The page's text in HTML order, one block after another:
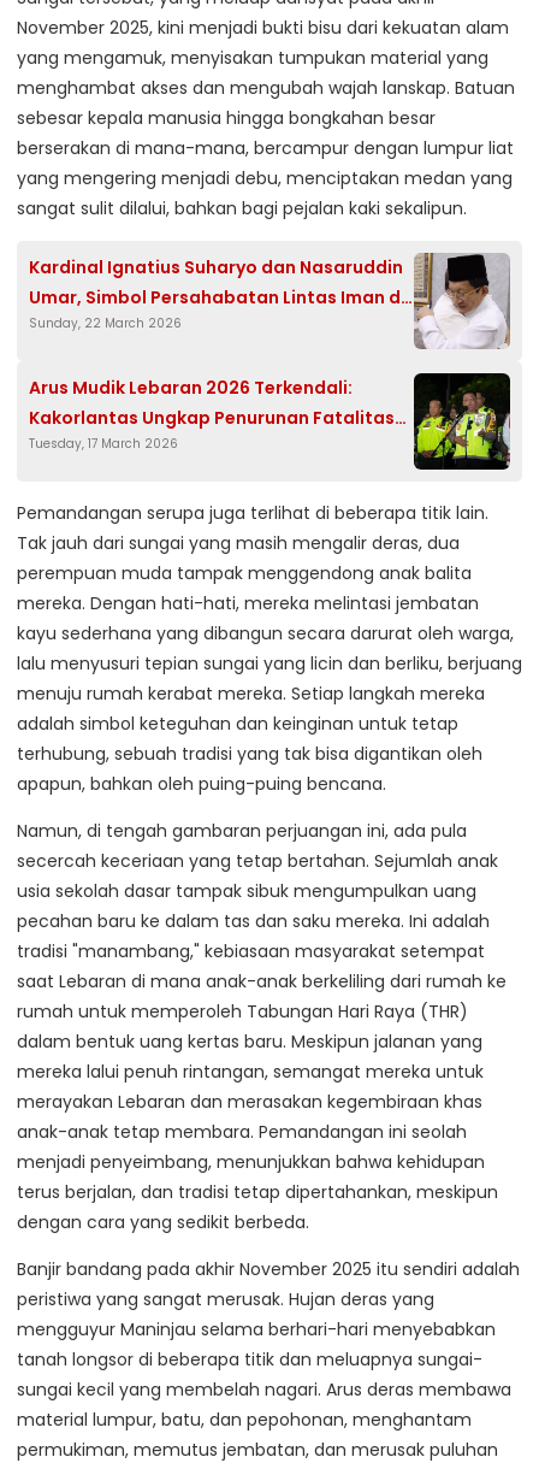
November 2025, kini menjadi bukti bisu dari kekuatan alam
yang mengamuk, menyisakan tumpukan material yang
menghambat akses dan mengubah wajah lanskap. Batuan
sebesar kepala manusia hingga bongkahan besar
berserakan di mana-mana, bercampur dengan lumpur liat
yang mengering menjadi debu, menciptakan medan yang
sangat sulit dilalui, bahkan bagi pejalan kaki sekalipun.
Kardinal Ignatius Suharyo dan Nasaruddin
Umar, Simbol Persahabatan Lintas Iman di
Idul Fitri 1447 H.
Sunday, 22 March 2026
Arus Mudik Lebaran 2026 Terkendali:
Kakorlantas Ungkap Penurunan Fatalitas
Kecelakaan Drastis di Tengah Puncak
Tuesday, 17 March 2026
Pemandangan serupa juga terlihat di beberapa titik lain.
Tak jauh dari sungai yang masih mengalir deras, dua
perempuan muda tampak menggendong anak balita
mereka. Dengan hati-hati, mereka melintasi jembatan
kayu sederhana yang dibangun secara darurat oleh warga,
lalu menyusuri tepian sungai yang licin dan berliku, berjuang
menuju rumah kerabat mereka. Setiap langkah mereka
adalah simbol keteguhan dan keinginan untuk tetap
terhubung, sebuah tradisi yang tak bisa digantikan oleh
apapun, bahkan oleh puing-puing bencana.
Namun, di tengah gambaran perjuangan ini, ada pula
secercah keceriaan yang tetap bertahan. Sejumlah anak
usia sekolah dasar tampak sibuk mengumpulkan uang
pecahan baru ke dalam tas dan saku mereka. Ini adalah
tradisi "manambang," kebiasaan masyarakat setempat
saat Lebaran di mana anak-anak berkeliling dari rumah ke
rumah untuk memperoleh Tabungan Hari Raya (THR)
dalam bentuk uang kertas baru. Meskipun jalanan yang
mereka lalui penuh rintangan, semangat mereka untuk
merayakan Lebaran dan merasakan kegembiraan khas
anak-anak tetap membara. Pemandangan ini seolah
menjadi penyeimbang, menunjukkan bahwa kehidupan
terus berjalan, dan tradisi tetap dipertahankan, meskipun
dengan cara yang sedikit berbeda.
Banjir bandang pada akhir November 2025 itu sendiri adalah
peristiwa yang sangat merusak. Hujan deras yang
mengguyur Maninjau selama berhari-hari menyebabkan
tanah longsor di beberapa titik dan meluapnya sungai-
sungai kecil yang membelah nagari. Arus deras membawa
material lumpur, batu, dan pepohonan, menghantam
permukiman, memutus jembatan, dan merusak puluhan